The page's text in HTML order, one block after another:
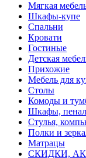
Мягкая
Шкафы-купе
Спальни
Кровати
Гостиные
Детская
Прихожие
Мебель для
Столы
Комоды и
Шкафы,
Стулья,
Полки и
Матрацы
СКИДКИ,